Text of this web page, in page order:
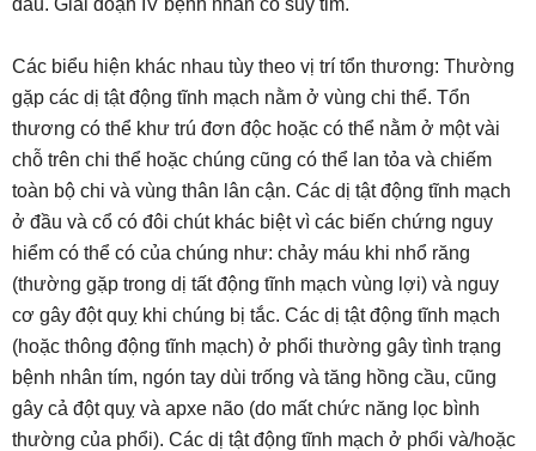
đau. Giai đoạn IV bệnh nhân có suy tim.
Các biểu hiện khác nhau tùy theo vị trí tổn thương: Thường
gặp các dị tật động tĩnh mạch nằm ở vùng chi thể. Tổn
thương có thể khư trú đơn độc hoặc có thể nằm ở một vài
chỗ trên chi thể hoặc chúng cũng có thể lan tỏa và chiếm
toàn bộ chi và vùng thân lân cận. Các dị tật động tĩnh mạch
ở đầu và cổ có đôi chút khác biệt vì các biến chứng nguy
hiểm có thể có của chúng như: chảy máu khi nhổ răng
(thường gặp trong dị tất động tĩnh mạch vùng lợi) và nguy
cơ gây đột quỵ khi chúng bị tắc. Các dị tật động tĩnh mạch
(hoặc thông động tĩnh mạch) ở phổi thường gây tình trạng
bệnh nhân tím, ngón tay dùi trống và tăng hồng cầu, cũng
gây cả đột quỵ và apxe não (do mất chức năng lọc bình
thường của phổi). Các dị tật động tĩnh mạch ở phổi và/hoặc